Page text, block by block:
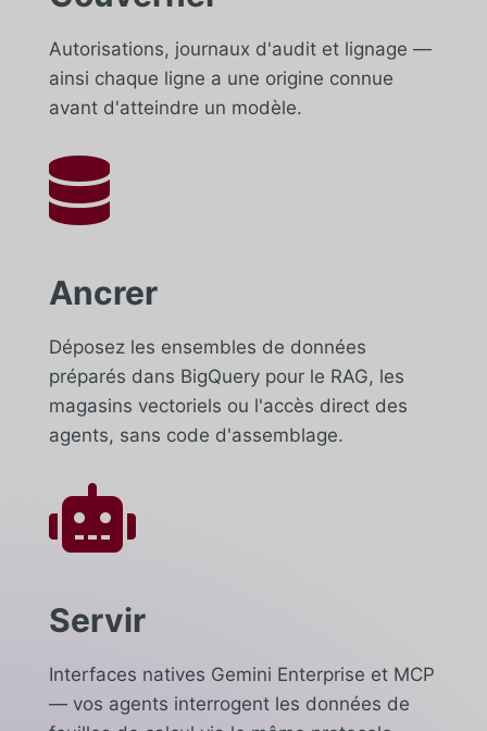
Autorisations, journaux d'audit et lignage —
ainsi chaque ligne a une origine connue
avant d'atteindre un modèle.

Ancrer
Déposez les ensembles de données
préparés dans BigQuery pour le RAG, les
magasins vectoriels ou l'accès direct des
agents, sans code d'assemblage.

Servir
Interfaces natives Gemini Enterprise et MCP
— vos agents interrogent les données de